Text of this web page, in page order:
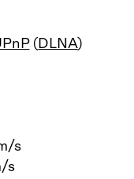
(DLNA)
s
s